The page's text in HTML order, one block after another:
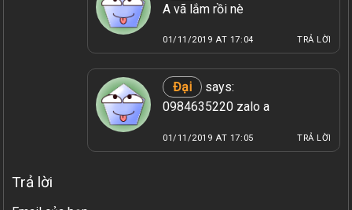
A vã lắm rồi nè
01/11/2019 AT 17:04 TRẢ LỜI
Đại
says:
0984635220 zalo a
01/11/2019 AT 17:05 TRẢ LỜI
Trả lời